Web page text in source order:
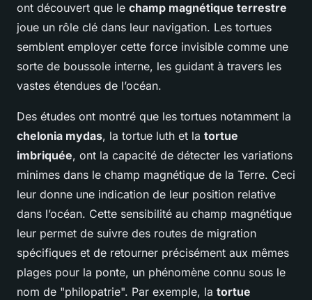
ont découvert que le champ magnétique terrestre
joue un rôle clé dans leur navigation. Les tortues
semblent employer cette force invisible comme une
sorte de boussole interne, les guidant à travers les
vastes étendues de l’océan.
Des études ont montré que les tortues notamment la
chelonia mydas, la tortue luth et la tortue
imbriquée, ont la capacité de détecter les variations
minimes dans le champ magnétique de la Terre. Ceci
leur donne une indication de leur position relative
dans l’océan. Cette sensibilité au champ magnétique
leur permet de suivre des routes de migration
spécifiques et de retourner précisément aux mêmes
plages pour la ponte, un phénomène connu sous le
nom de "philopatrie". Par exemple, la tortue